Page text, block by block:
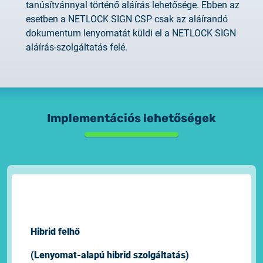
tanúsítvánnyal történő aláírás lehetősége. Ebben az
esetben a NETLOCK SIGN CSP csak az aláírandó
dokumentum lenyomatát küldi el a NETLOCK SIGN
aláírás-szolgáltatás felé.
Implementációs lehetőségek
Hibrid felhő
(Lenyomat-alapú hibrid szolgáltatás)